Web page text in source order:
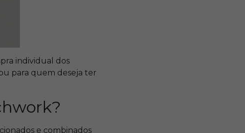
individual dos
para quem deseja ter
e combinados